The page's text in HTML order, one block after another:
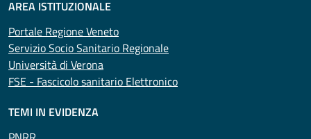
AREA ISTITUZIONALE
Portale Regione Veneto
Servizio Socio Sanitario Regionale
Università di Verona
FSE - Fascicolo sanitario Elettronico
TEMI IN EVIDENZA